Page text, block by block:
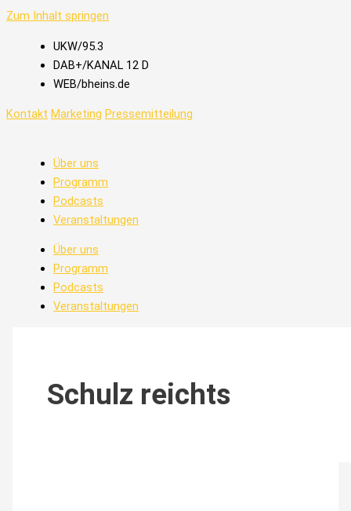
Zum Inhalt springen
UKW/95.3
DAB+/KANAL 12 D
WEB/bheins.de
Kontakt Marketing Pressemitteilung
Über uns
Programm
Podcasts
Veranstaltungen
Über uns
Programm
Podcasts
Veranstaltungen
Schulz reichts